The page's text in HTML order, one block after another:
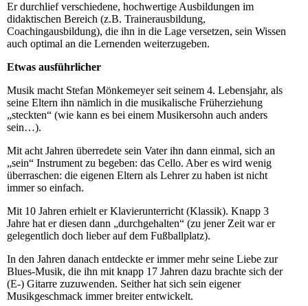
Er durchlief verschiedene, hochwertige Ausbildungen im
didaktischen Bereich (z.B. Trainerausbildung,
Coachingausbildung), die ihn in die Lage versetzen, sein Wissen
auch optimal an die Lernenden weiterzugeben.
Etwas ausführlicher
Musik macht Stefan Mönkemeyer seit seinem 4. Lebensjahr, als
seine Eltern ihn nämlich in die musikalische Früherziehung
„steckten“ (wie kann es bei einem Musikersohn auch anders
sein…).
Mit acht Jahren überredete sein Vater ihn dann einmal, sich an
„sein“ Instrument zu begeben: das Cello. Aber es wird wenig
überraschen: die eigenen Eltern als Lehrer zu haben ist nicht
immer so einfach.
Mit 10 Jahren erhielt er Klavierunterricht (Klassik). Knapp 3
Jahre hat er diesen dann „durchgehalten“ (zu jener Zeit war er
gelegentlich doch lieber auf dem Fußballplatz).
In den Jahren danach entdeckte er immer mehr seine Liebe zur
Blues-Musik, die ihn mit knapp 17 Jahren dazu brachte sich der
(E-) Gitarre zuzuwenden. Seither hat sich sein eigener
Musikgeschmack immer breiter entwickelt.